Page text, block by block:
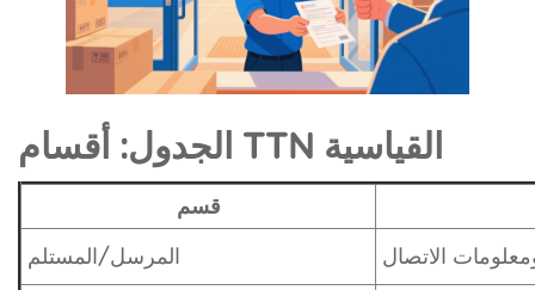
الجدول: أقسام TTN القياسية
قسم
المرسل/المستلم
الاتصال